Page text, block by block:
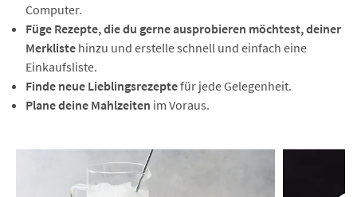
Computer.
Füge Rezepte, die du gerne ausprobieren möchtest, deiner
Merkliste hinzu und erstelle schnell und einfach eine
Einkaufsliste.
Finde neue Lieblingsrezeptefür jede Gelegenheit.
Plane deine Mahlzeiten im Voraus.